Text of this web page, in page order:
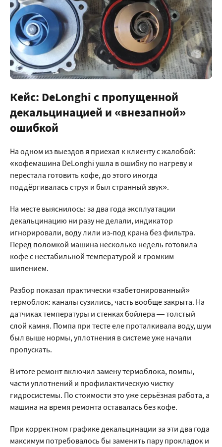
Кейс: DeLonghi с пропущенной
декальцинацией и «внезапной»
ошибкой
На одном из выездов я приехал к клиенту с жалобой:
«кофемашина DeLonghi ушла в ошибку по нагреву и
перестала готовить кофе, до этого иногда
поддёргивалась струя и был странный звук».
На месте выяснилось: за два года эксплуатации
декальцинацию ни разу не делали, индикатор
игнорировали, воду лили из‑под крана без фильтра.
Перед поломкой машина несколько недель готовила
кофе с нестабильной температурой и громким
шипением.
Разбор показал практически «забетонированный»
термоблок: каналы сузились, часть вообще закрыта. На
датчиках температуры и стенках бойлера — толстый
слой камня. Помпа при тесте еле проталкивала воду, шум
был выше нормы, уплотнения в системе уже начали
пропускать.
В итоге ремонт включил замену термоблока, помпы,
части уплотнений и профилактическую чистку
гидросистемы. По стоимости это уже серьёзная работа, а
машина на время ремонта оставалась без кофе.
При корректном графике декальцинации за эти два года
максимум потребовалось бы заменить пару прокладок и